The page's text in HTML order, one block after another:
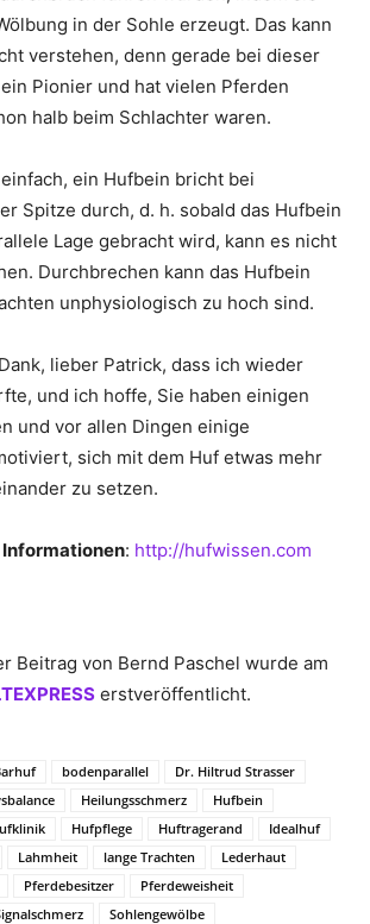
in der Sohle erzeugt. Das kann
verstehen, denn gerade bei dieser
Pionier und hat vielen Pferden
halb beim Schlachter waren.
einfach, ein Hufbein bricht bei
Spitze durch, d. h. sobald das Hufbein
Lage gebracht wird, kann es nicht
Durchbrechen kann das Hufbein
unphysiologisch zu hoch sind.
lieber Patrick, dass ich wieder
und ich hoffe, Sie haben einigen
und vor allen Dingen einige
sich mit dem Huf etwas mehr
zu setzen.
: http://hufwissen.com
Beitrag von Bernd Paschel wurde am
erstveröffentlicht.
bodenparallel
Dr. Hiltrud Strasser
Heilungsschmerz
Hufbein
Hufpflege Huftragerand
Idealhuf
Lahmheit lange Trachten
Lederhaut
Pferdebesitzer
Pferdeweisheit
Sohlengewölbe